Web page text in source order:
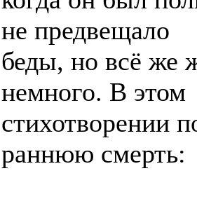
не предвещало
беды, но всё же
немного. В этом
стихотворении
раннюю смерть: